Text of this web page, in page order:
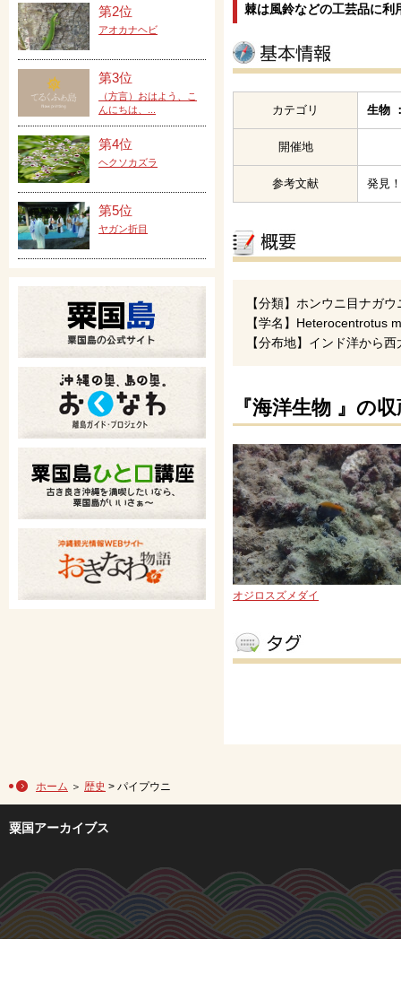
棘は風鈴などの工芸品に
カテゴリ 生物
開催地
参考文献 発見
【分類】ホンウニ目ナガ
【学名】Heterocentrotus
【分布地】インド洋から
『海洋生物 』の
オジロスズメダイ
第2位
アオカナヘビ
第3位
（方言）おはよう、こ
んにちは、...
第4位
ヘクソカズラ
第5位
ヤガン折目
ホーム ＞ 歴史 > パイプウニ
粟国アーカイブス